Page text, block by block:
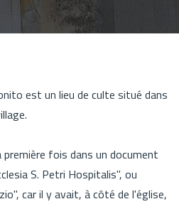
est un lieu de culte situé dans
fois dans un document
S. Petri Hospitalis", ou
car il y avait, à côté de l'église,